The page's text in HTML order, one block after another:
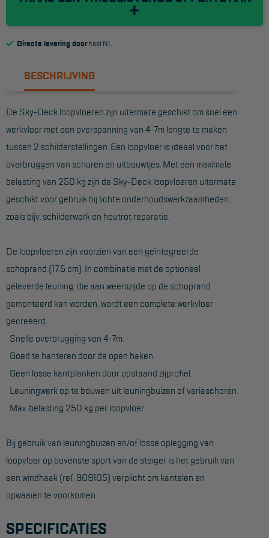
CombiDeals
MAATWERK
VERHUUR
Rolsteigers
Schilderstellingen
Steiger overkapping
Hangbruginstallaties
Schilderwerkzaamheden
Gevelrenovatie
Industrieel onderhoud
Hoogwerkers
Telescoop hoogwerkers
Spinhoogwerkers
Schaarhoogwerkers
Masthoogwerkers
Autohoogwerkers
Directe levering doorheel NL
BESCHRIJVING
De Sky-Deck loopvloeren zijn uitermate geschikt om snel een
werkvloer met een overspanning van 4-7m lengte te maken
tussen 2 schilderstellingen. Een loopvloer is ideaal voor het
overbruggen van schuren en uitbouwtjes. Met een maximale
belasting van 250 kg zijn de Sky-Deck loopvloeren uitermate
geschikt voor gebruik bij lichte onderhoudswerkzaamheden,
zoals bijv. schilderwerk en houtrot reparatie.
De loopvloeren zijn voorzien van een geïntegreerde
schoprand (17,5 cm). In combinatie met de optioneel
geleverde leuning, die aan weerszijde op de schoprand
gemonteerd kan worden, wordt een complete werkvloer
gecreëerd.
· Snelle overbrugging van 4-7m.
· Goed te hanteren door de open haken.
· Geen losse kantplanken door opstaand zijprofiel.
· Leuningwerk op te bouwen uit leuningbuizen of variaschoren.
· Max. belasting 250 kg per loopvloer.
Bij gebruik van leuningbuizen en/of losse oplegging van
loopvloer op bovenste sport van de steiger is het gebruik van
een windhaak (ref. 909105) verplicht om kantelen en
opwaaien te voorkomen.
SPECIFICATIES